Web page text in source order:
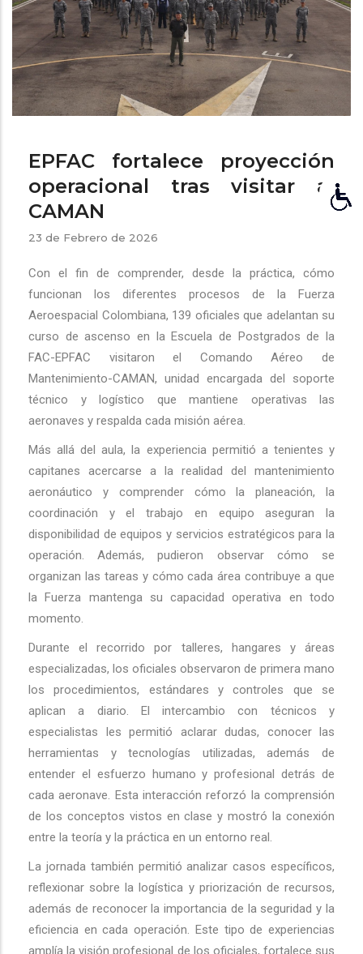
EPFAC fortalece proyección
operacional tras visitar al
CAMAN
23 de Febrero de 2026
Con el fin de comprender, desde la práctica, cómo
funcionan los diferentes procesos de la Fuerza
Aeroespacial Colombiana, 139 oficiales que adelantan su
curso de ascenso en la Escuela de Postgrados de la
FAC-EPFAC visitaron el Comando Aéreo de
Mantenimiento-CAMAN, unidad encargada del soporte
técnico y logístico que mantiene operativas las
aeronaves y respalda cada misión aérea.
Más allá del aula, la experiencia permitió a tenientes y
capitanes acercarse a la realidad del mantenimiento
aeronáutico y comprender cómo la planeación, la
coordinación y el trabajo en equipo aseguran la
disponibilidad de equipos y servicios estratégicos para la
operación. Además, pudieron observar cómo se
organizan las tareas y cómo cada área contribuye a que
la Fuerza mantenga su capacidad operativa en todo
momento.
Durante el recorrido por talleres, hangares y áreas
especializadas, los oficiales observaron de primera mano
los procedimientos, estándares y controles que se
aplican a diario. El intercambio con técnicos y
especialistas les permitió aclarar dudas, conocer las
herramientas y tecnologías utilizadas, además de
entender el esfuerzo humano y profesional detrás de
cada aeronave. Esta interacción reforzó la comprensión
de los conceptos vistos en clase y mostró la conexión
entre la teoría y la práctica en un entorno real.
La jornada también permitió analizar casos específicos,
reflexionar sobre la logística y priorización de recursos,
además de reconocer la importancia de la seguridad y la
eficiencia en cada operación. Este tipo de experiencias
amplía la visión profesional de los oficiales, fortalece sus